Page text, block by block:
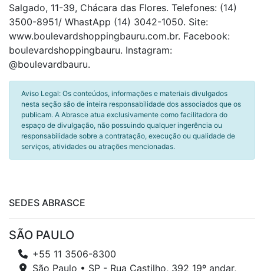
Salgado, 11-39, Chácara das Flores. Telefones: (14)
3500-8951/ WhastApp (14) 3042-1050. Site:
www.boulevardshoppingbauru.com.br. Facebook:
boulevardshoppingbauru. Instagram:
@boulevardbauru.
Aviso Legal: Os conteúdos, informações e materiais divulgados
nesta seção são de inteira responsabilidade dos associados que os
publicam. A Abrasce atua exclusivamente como facilitadora do
espaço de divulgação, não possuindo qualquer ingerência ou
responsabilidade sobre a contratação, execução ou qualidade de
serviços, atividades ou atrações mencionadas.
SEDES ABRASCE
SÃO PAULO
+55 11 3506-8300
São Paulo • SP - Rua Castilho, 392 19º andar,